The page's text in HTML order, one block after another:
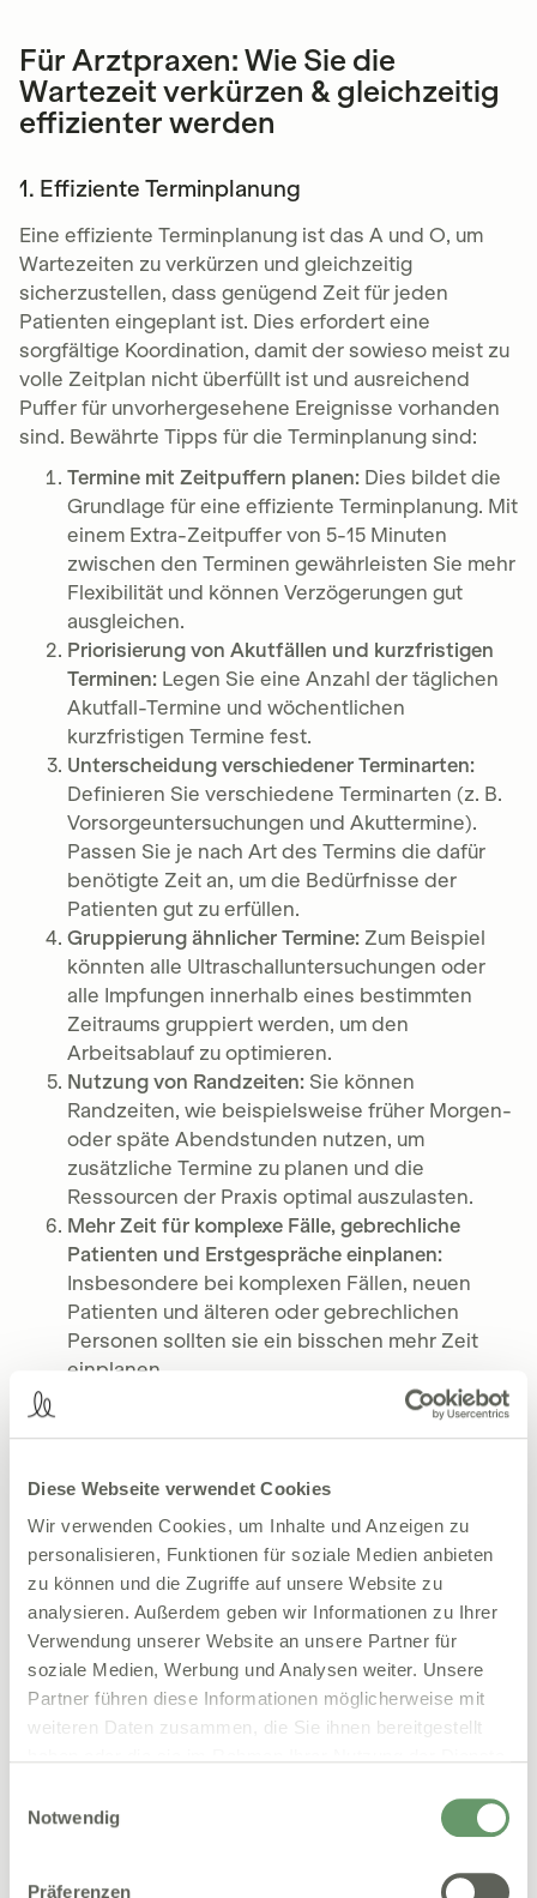
Diese Webseite verwendet Cookies
Wir verwenden Cookies, um Inhalte und Anzeigen zu
personalisieren, Funktionen für soziale Medien anbieten
zu können und die Zugriffe auf unsere Website zu
analysieren. Außerdem geben wir Informationen zu Ihrer
Verwendung unserer Website an unsere Partner für
soziale Medien, Werbung und Analysen weiter. Unsere
Partner führen diese Informationen möglicherweise mit
weiteren Daten zusammen, die Sie ihnen bereitgestellt
Notwendig
Präferenzen
Für Arztpraxen: Wie Sie die
Wartezeit verkürzen & gleichzeitig
effizienter werden
1. Effiziente Terminplanung
Eine effiziente Terminplanung ist das A und O, um
Wartezeiten zu verkürzen und gleichzeitig
sicherzustellen, dass genügend Zeit für jeden
Patienten eingeplant ist. Dies erfordert eine
sorgfältige Koordination, damit der sowieso meist zu
volle Zeitplan nicht überfüllt ist und ausreichend
Puffer für unvorhergesehene Ereignisse vorhanden
sind. Bewährte Tipps für die Terminplanung sind:
Termine mit Zeitpuffern planen: Dies bildet die
Grundlage für eine effiziente Terminplanung. Mit
einem Extra-Zeitpuffer von 5-15 Minuten
zwischen den Terminen gewährleisten Sie mehr
Flexibilität und können Verzögerungen gut
ausgleichen.
Priorisierung von Akutfällen und kurzfristigen
Terminen: Legen Sie eine Anzahl der täglichen
Akutfall-Termine und wöchentlichen
kurzfristigen Termine fest.
Unterscheidung verschiedener Terminarten:
Definieren Sie verschiedene Terminarten (z. B.
Vorsorgeuntersuchungen und Akuttermine).
Passen Sie je nach Art des Termins die dafür
benötigte Zeit an, um die Bedürfnisse der
Patienten gut zu erfüllen.
Gruppierung ähnlicher Termine: Zum Beispiel
könnten alle Ultraschalluntersuchungen oder
alle Impfungen innerhalb eines bestimmten
Zeitraums gruppiert werden, um den
Arbeitsablauf zu optimieren.
Nutzung von Randzeiten: Sie können
Randzeiten, wie beispielsweise früher Morgen-
oder späte Abendstunden nutzen, um
zusätzliche Termine zu planen und die
Ressourcen der Praxis optimal auszulasten.
Mehr Zeit für komplexe Fälle, gebrechliche
Patienten und Erstgespräche einplanen:
Insbesondere bei komplexen Fällen, neuen
Patienten und älteren oder gebrechlichen
Personen sollten sie ein bisschen mehr Zeit
einplanen.
Elektronischer Terminkalender zur besseren
Verwaltung und Planung von Terminen und
ermöglicht eine effiziente Kommunikation
zwischen dem medizinischen Personal und den
Patienten.
Extra-Tipp:Machen Sie sich ebenfalls bewusst,
wann besonders viele Patienten erscheinen. Eher
morgens, mittags oder abends? An bestimmten
Tagen? Wo sind Staus, am Tresen oder im
Wartezimmer? Fragen dieser Art helfen Ihnen dabei,
die richtigen Optimierungsansätze zu finden.
2. Gezielte Kommunikation mit dem Patienten